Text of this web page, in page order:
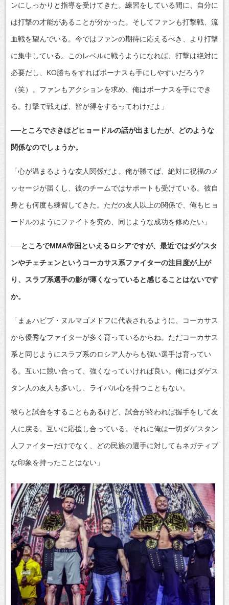
ンにしっかりと指導を受けてきた。練習をしている間に、自分に
は打撃の才能があることが分かった。そしてファンも打撃戦、流
血戦を望んでいる。今ではファンの期待に応えるべき、より打撃
に集中している。このレベルに戦うようになれば、打撃は絶対に
必要だし、KO勝ちをすればボーナスも手にしやすいだろう?
（笑）。ファンもアクションを求め、俺はボーナスを手にでき
る。打撃で戦えば、皆が得をするってわけだよ」
──ところでさきほどヒョードルの話が出ましたが、どのような
関係なのでしょうか。
「心が温まるような友人関係だよ。俺が勝てば、絶対に祝福のメ
ッセージが届くし、彼のチームではサポートも受けている。彼自
身とも何度も練習してきた。ただの友人以上の関係で、俺もヒョ
ードルのようにファイトを究め、同じような成功を修めたい」
──ところでMMA帝国といえるロシアですが、最近ではダゲスタ
ンやチェチェンというコーカサス系ファイターの注目度が上が
り、スラブ系選手の影が薄くなっていると感じることはないです
か。
「まぁハビブ・ヌルマゴメドフに代表されるように、コーカサス
から優秀なファイターが多く育っているからね。ただコーカサス
系と同じようにスラブ系のロシア人からも強い選手は育ってい
る。互いに競い合って、強くなっていければ良い。俺にはダゲス
タン人の友人も多いし、ライバル心を持つこともない。
彼らと試合をすることもあるけど、試合が終われば握手をして友
人に戻る。互いに応援し合っている。それに俺は一切ダゲスタン
人ファイターだけでなく、どの民族の選手に対してもネガティブ
な印象を持ったことはない」